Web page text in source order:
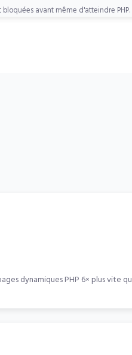
avant même d'atteindre
dynamiques PHP 6× plus vite